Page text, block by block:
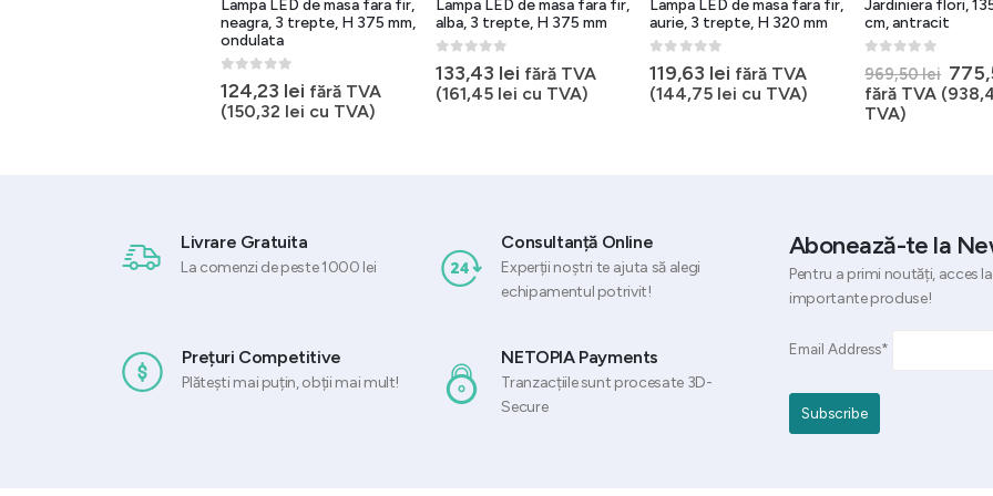
Prețul
curent
este:
Lampa LED de masa fara fir,
neagra, 3 trepte, H 375 mm,
ondulata
0 out of 5
124,23 lei fără TVA
(150,32 lei cu TVA)
Lampa LED de masa fara fir,
alba, 3 trepte, H 375 mm
0 out of 5
133,43 lei fără TVA
(161,45 lei cu TVA)
Lampa LED de masa fara fir,
aurie, 3 trepte, H 320 mm
0 out of 5
119,63 lei fără TVA
(144,75 lei cu TVA)
Jardiniera flori,
cm, antracit
969,50lei
fără TVA (
TVA)
Livrare Gratuita
La comenzi de peste 1000 lei
Consultanță Online
Experții noștri te ajuta să alegi
echipamentul potrivit!
Prețuri Competitive
Plătești mai puțin, obții mai mult!
NETOPIA Payments
Tranzacțiile sunt procesate 3D-
Secure
Abonează-te la
Pentru a primi noutăți, acces
importante produse!
Email Address*